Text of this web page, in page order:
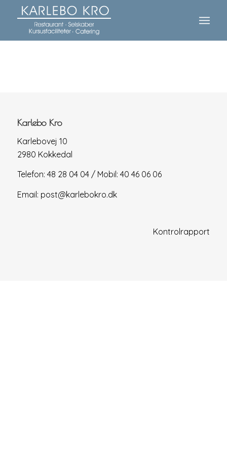
Karlebo Kro
Karlebovej 10
2980 Kokkedal
Telefon: 48 28 04 04 / Mobil: 40 46 06 06
Email: post@karlebokro.dk
Kontrolrapport